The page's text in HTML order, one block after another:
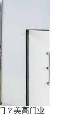
？美高门业